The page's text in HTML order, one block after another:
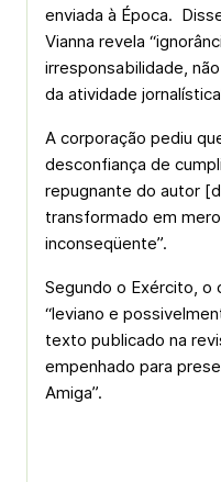
enviada à Época.
Vianna revela
irresponsabilidade,
da atividade
A corporação pediu
desconfiança de
repugnante do autor
transformado em
inconseqüente”.
Segundo o Exército, o
“leviano e
texto publicado na
empenhado para
Amiga”.